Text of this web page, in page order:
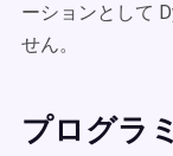
ーションとして
せん。
プログラ